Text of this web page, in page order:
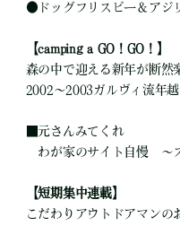
● ドッグフリスビー＆ア
【camping a GO！GO！】
森の中で迎える新年が断然
2002～2003ガルヴィ流年
元さんみてくれ
わが家のサイト自慢 ～
【短期集中連載】
こだわりアウトドアマンの